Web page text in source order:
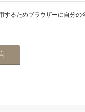
するためブラウザーに自分の